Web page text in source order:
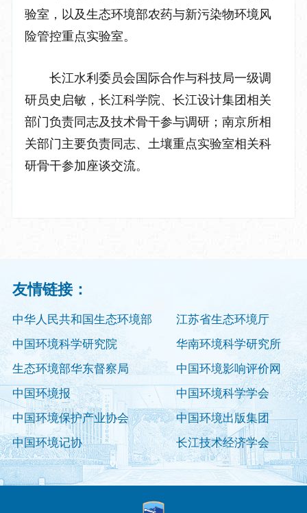
验室 ， 以及生态环境部农药与新污染物环境风
险管控重点实验室。
长江水利委员会 国际合作与科技局一级调
研员史启敏，长江科学院、长江设计集团相关
部门负责同志及技术骨干参与调研；南京所相
关部门主要负责同志、土壤重点实验室相关科
研骨干参加座谈交流。
友情链接：
中华人民共和国生态环境部
江苏省生态环境厅
中国环境科学研究院
华南环境科学研究所
生态环境部华东督察局
中国环境影响评价网
中国环境报
中国环境科学学会
中国环境保护产业协会
中国环境出版集团
中国环境记协
长江技术经济学会